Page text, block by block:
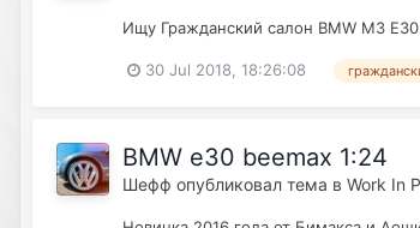
Ищу Гражданский салон BMW M3
30 Jul 2018, 18:26:08
BMW e30 beemax 1:24
Шефф опубликовал тема в Work In